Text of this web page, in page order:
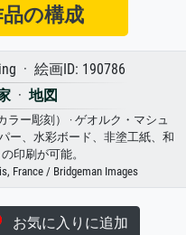
の構成
· 絵画ID: 190786
· 地図
ー彫刻） · ゲオルク・マシュ
ー、水彩ボード、非塗工紙、和
印刷が可能。
France / Bridgeman Images
お気に入りに追加